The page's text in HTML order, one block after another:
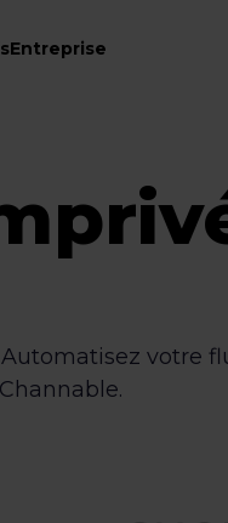
Entreprise
votre